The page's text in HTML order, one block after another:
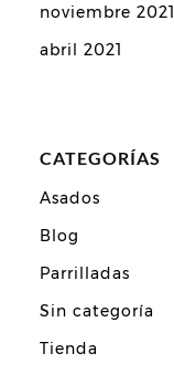
noviembre 2021
abril 2021
CATEGORÍAS
Asados
Blog
Parrilladas
Sin categoría
Tienda